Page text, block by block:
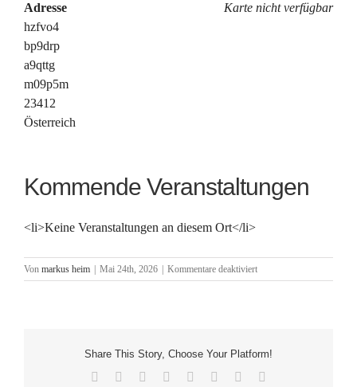
Karte nicht verfügbar
Adresse
hzfvo4
bp9drp
a9qttg
m09p5m
23412
Österreich
Kommende Veranstaltungen
<li>Keine Veranstaltungen an diesem Ort</li>
Von markus heim Mai 24th, 2026 Kommentare deaktiviertfür
kp8ac5
Share This Story, Choose Your Platform!
Facebook Reddit LinkedIn
TumblrPinterest